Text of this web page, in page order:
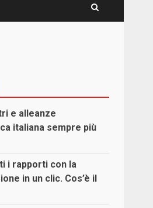
e alleanze
italiana sempre più
i rapporti con la
in un clic. Cos’è il